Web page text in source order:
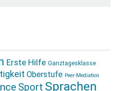
Erste Hilfe Ganztagesklasse
Oberstufe Peer-Mediation
Sport Sprachen